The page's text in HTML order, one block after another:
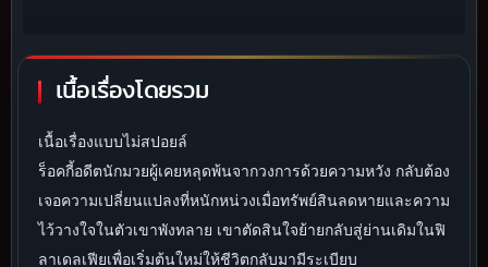
เนื้อเรื่องโดยรวม
เนื้อเรื่องแบบไม่สปอยล์
ร็อคกี้อดีตนักมวยผู้เคยหลุดพ้นจากวงการด้วยความหวัง กลับต้อง
เจอความเปลี่ยนแปลงที่หนักหน่วงเมื่อทรัพย์สินลดหายและความ
ไว้วางใจในตัวเขาพังทลาย เขาตัดสินใจย้ายกลับสู่ย่านเดิมในฟิ
ลาเดลเฟียเพื่อเริ่มต้นใหม่ให้ชีวิตกลับมามีระเบียบ